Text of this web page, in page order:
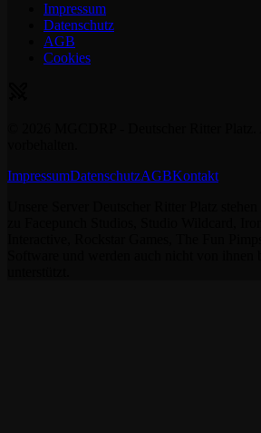
Impressum
Datenschutz
AGB
Cookies
ImpressumDatenschutzAGBKontakt